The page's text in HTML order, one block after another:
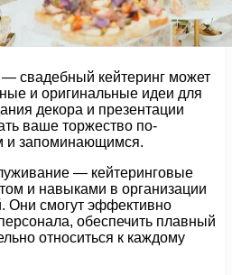
свадебный кейтеринг может
и оригинальные идеи для
декора и презентации
ваше торжество по-
и запоминающимся.
— кейтеринговые
и навыками в организации
Они смогут эффективно
обеспечить плавный
относиться к каждому